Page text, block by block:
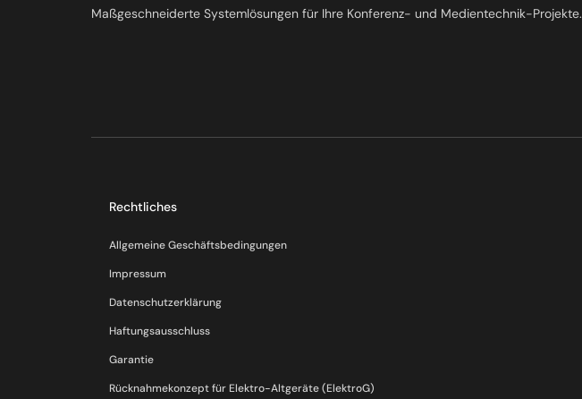
Maßgeschneiderte Systemlösungen für Ihre Konferenz- und Medientechnik-Projekte.
Rechtliches
Allgemeine Geschäftsbedingungen
Impressum
Datenschutzerklärung
Haftungsausschluss
Garantie
Rücknahmekonzept für Elektro-Altgeräte (ElektroG)